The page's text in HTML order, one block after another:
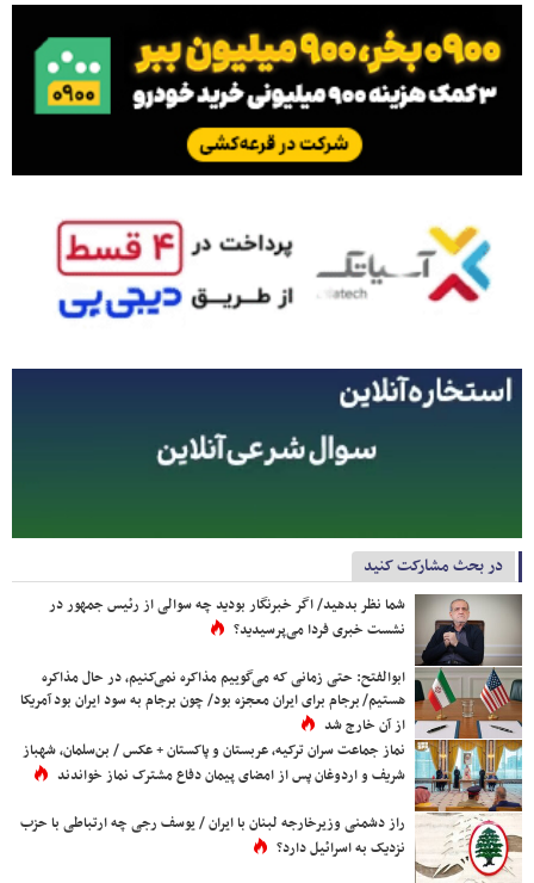
در بحث مشارکت کنید
شما نظر بدهید/ اگر خبرنگار بودید چه سوالی از رئیس جمهور در
نشست خبری فردا می‌پرسیدید؟
ابوالفتح: حتی زمانی که می‌گوییم مذاکره نمی‌کنیم، در حال مذاکره
هستیم/ برجام برای ایران معجزه بود/ چون برجام به سود ایران بود آمریکا
از آن خارج شد
نماز جماعت سران ترکیه، عربستان و پاکستان + عکس / بن‌سلمان، شهباز
شریف و اردوغان پس از امضای پیمان دفاع مشترک نماز خواندند
راز دشمنی وزیرخارجه لبنان با ایران / یوسف رجی چه ارتباطی با حزب
نزدیک به اسرائیل دارد؟